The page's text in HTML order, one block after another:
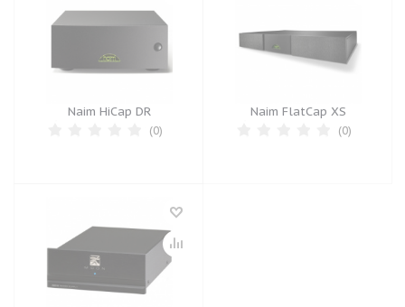
Naim HiCap DR
(0)
Naim FlatCap XS
(0)